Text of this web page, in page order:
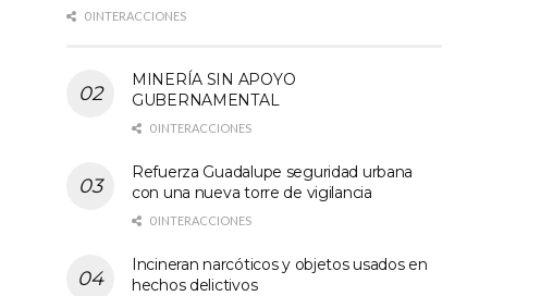
0 INTERACCIONES
MINERÍA SIN APOYO
GUBERNAMENTAL
0 INTERACCIONES
Refuerza Guadalupe seguridad urbana
con una nueva torre de vigilancia
0 INTERACCIONES
Incineran narcóticos y objetos usados en
hechos delictivos